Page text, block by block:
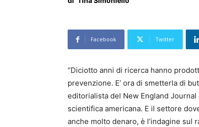
Facebook Twitter
“Diciotto anni di ricerca hanno
prevenzione. E’ ora di smetterla di
editorialista del New England
scientifica americana. E il settore
anche molto denaro, è l’indagine sul